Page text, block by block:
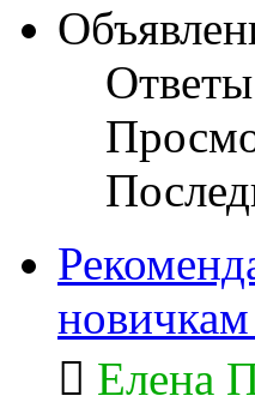
Ответы
Елена